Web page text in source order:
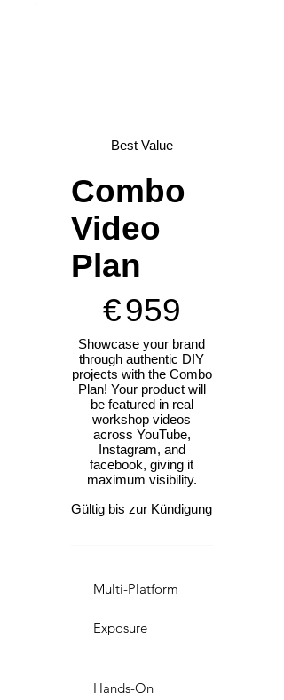
Best Value
Combo
Video
Plan
€959
Showcase your brand
through authentic DIY
projects with the Combo
Plan! Your product will
be featured in real
workshop videos
across YouTube,
Instagram, and
facebook, giving it
maximum visibility.
Gültig bis zur Kündigung
Multi-Platform
Exposure
Hands-On